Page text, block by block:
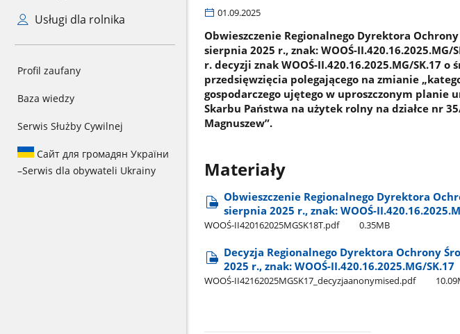
Usługi dla rolnika
Profil zaufany
Baza wiedzy
Serwis Służby Cywilnej
Сайт для громадян України
–Serwis dla obywateli Ukrainy
01.09.2025
Obwieszczenie Regionalnego Dyrektora
sierpnia 2025 r., znak: WOOŚ-
r. decyzji znak WOOŚ-II.420.16.2025.MG/SK.17
przedsięwzięcia polegającego na zmianie
gospodarczego ujętego w uproszczonym planie
Skarbu Państwa na użytek rolny na działce nr
Magnuszew”.
Materiały
Obwieszczenie Regionalnego Dyrektora
sierpnia 2025 r., znak: WOOŚ-
WOOŚ-II420162025MGSK18T.pdf 0.35MB
Decyzja Regionalnego Dyrektora Ochrony
2025 r., znak: WOOŚ-II.420.16.2025.MG/SK.17
WOOŚ-II42162025MGSK17​_decyzjaanonymised.pdf